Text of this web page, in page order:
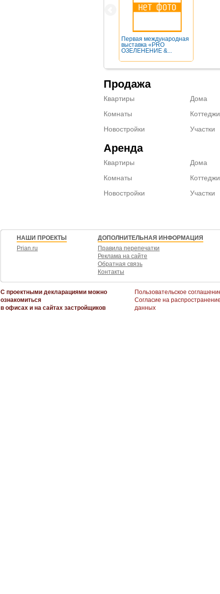
Первая международная
выставка «PRO
ОЗЕЛЕНЕНИЕ &...
Продажа
Квартиры
Комнаты
Новостройки
Дома
Коттеджи
Участки
Аренда
Квартиры
Комнаты
Новостройки
Дома
Коттеджи
Участки
НАШИ ПРОЕКТЫ
Prian.ru
ДОПОЛНИТЕЛЬНАЯ ИНФОРМАЦИЯ
Правила перепечатки
Реклама на сайте
Обратная связь
Контакты
С проектными декларациями можно
ознакомиться
в офисах и на сайтах застройщиков
Пользовательское
Согласие на
данных